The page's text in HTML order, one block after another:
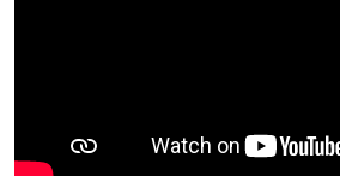
北海道で暮らす、あなた
明日への”きっかけ”WEB